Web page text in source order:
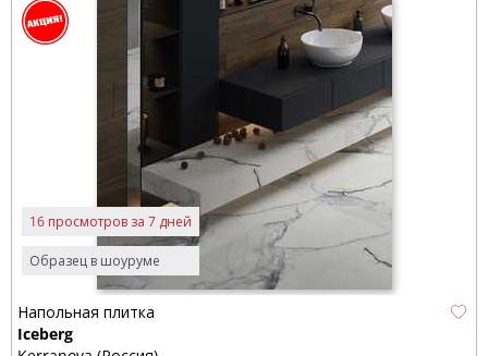
Образец в шоуруме
16 просмотров за 7 дней
Напольная плитка
Iceberg